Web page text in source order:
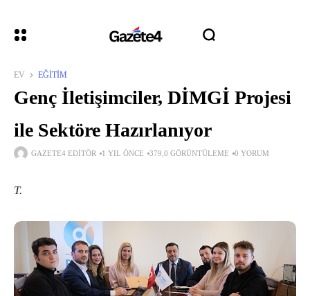
EV EĞITIM
Genç İletişimciler, DİMGİ Projesi
ile Sektöre Hazırlanıyor
GAZETE4 EDITÖR 1 YIL ÖNCE 379,0 GÖRÜNTÜLEME 0 YORUM
T.